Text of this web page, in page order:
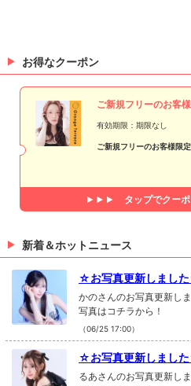
お得なクーポン
ご新規フリーのお客
有効期限：期限なし
ご新規フリーのお客様限
タップでクー
新着＆ホットニュース
☆お写真更新しまし
かのさんのお写真更新し
写真はコチラから！
（06/25 17:00）
☆お写真更新しまし
るあさんのお写真更新し